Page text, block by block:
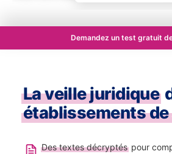
Demandez un test gratuit
La veille juridique
établissements
Des textes décryptéspour